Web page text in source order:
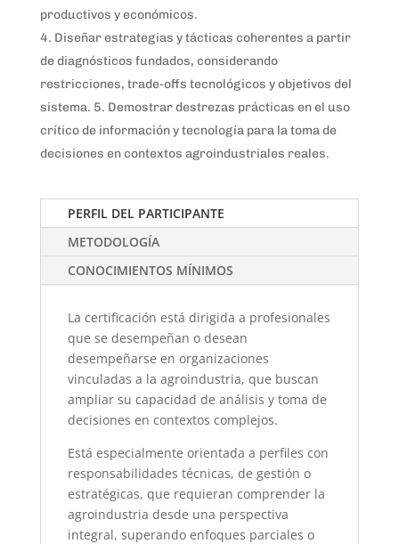
productivos y económicos.
Diseñar estrategias y tácticas coherentes a partir
de diagnósticos fundados, considerando
restricciones, trade-offs tecnológicos y objetivos del
sistema. 5. Demostrar destrezas prácticas en el uso
crítico de información y tecnología para la toma de
decisiones en contextos agroindustriales reales.
PERFIL DEL PARTICIPANTE
METODOLOGÍA
CONOCIMIENTOS MÍNIMOS
La certificación está dirigida a profesionales
que se desempeñan o desean
desempeñarse en organizaciones
vinculadas a la agroindustria, que buscan
ampliar su capacidad de análisis y toma de
decisiones en contextos complejos.
Está especialmente orientada a perfiles con
responsabilidades técnicas, de gestión o
estratégicas, que requieran comprender la
agroindustria desde una perspectiva
integral, superando enfoques parciales o